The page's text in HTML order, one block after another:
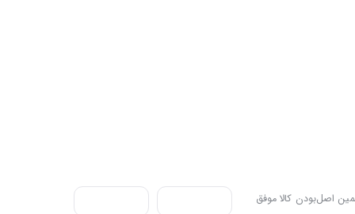
به سه اصل، پرداخت در محل، ۷ روز ضمانت بازگشت کالا و تضمین اصل‌بودن کالا موفق